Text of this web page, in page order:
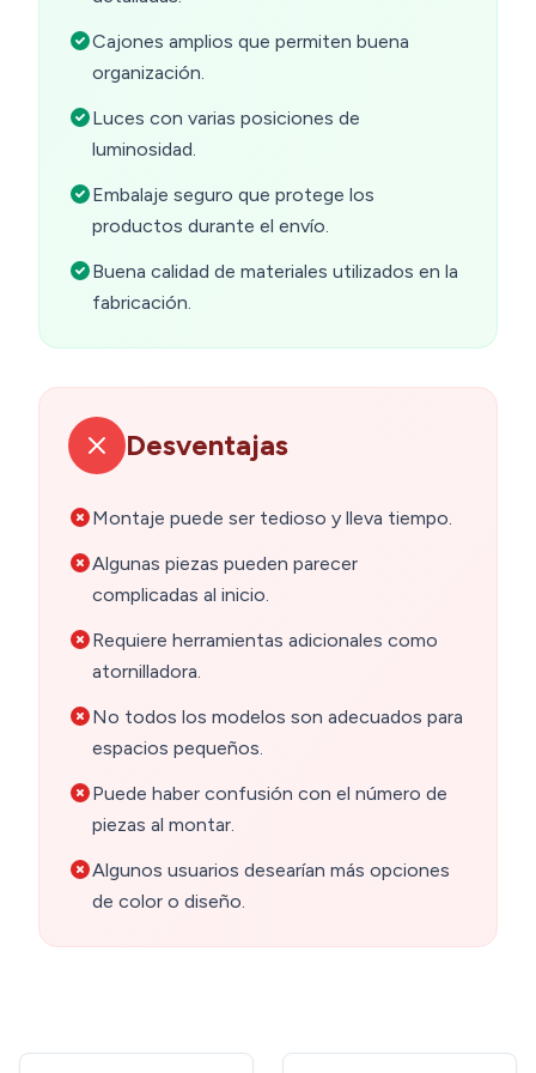
Cajones amplios que permiten buena
organización.
Luces con varias posiciones de
luminosidad.
Embalaje seguro que protege los
productos durante el envío.
Buena calidad de materiales utilizados en la
fabricación.
Desventajas
Montaje puede ser tedioso y lleva tiempo.
Algunas piezas pueden parecer
complicadas al inicio.
Requiere herramientas adicionales como
atornilladora.
No todos los modelos son adecuados para
espacios pequeños.
Puede haber confusión con el número de
piezas al montar.
Algunos usuarios desearían más opciones
de color o diseño.